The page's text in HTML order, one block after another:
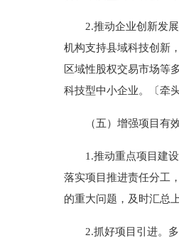
2.推动企业创新发展
机构支持县域科技创新
区域性股权交易市场等
科技型中小企业。〔牵
（五）增强项目有
1.推动重点项目建设
落实项目推进责任分工
的重大问题，及时汇总
2.抓好项目引进。多